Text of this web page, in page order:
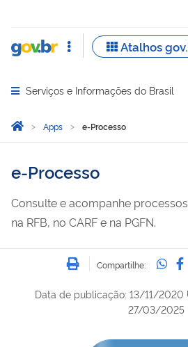
Abrir menu principal de
Serviços e Informações do Brasil
Você está aqui:
Página Inicial
Apps e-Processo
e-Processo
Consulte e acompanhe
na RFB, no CARF e na PGFN.
Imprimir
Compartilhe:
Data de publicação: 13/11/2020
27/03/2025